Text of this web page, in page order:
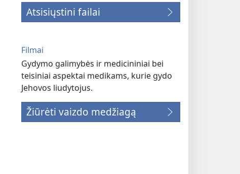
Atsisiųstini failai
Filmai
Gydymo galimybės ir medicininiai bei
teisiniai aspektai medikams, kurie gydo
Jehovos liudytojus.
Žiūrėti vaizdo medžiagą